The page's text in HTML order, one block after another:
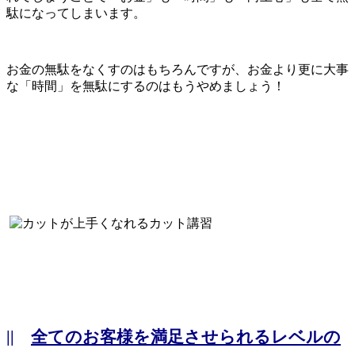
駄になってしまいます。
お金の無駄をなくすのはもちろんですが、お金より更に大事
な「時間」を無駄にするのはもうやめましょう！
|| 全てのお客様を満足させられるレベルの